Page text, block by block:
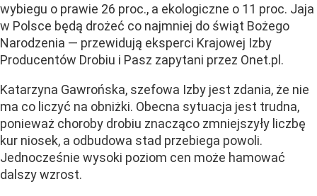
wybiegu o prawie 26 proc., a ekologiczne o 11 proc. Jaja
w Polsce będą drożeć co najmniej do świąt Bożego
Narodzenia — przewidują eksperci Krajowej Izby
Producentów Drobiu i Pasz zapytani przez Onet.pl.
Katarzyna Gawrońska, szefowa Izby jest zdania, że nie
ma co liczyć na obniżki. Obecna sytuacja jest trudna,
ponieważ choroby drobiu znacząco zmniejszyły liczbę
kur niosek, a odbudowa stad przebiega powoli.
Jednocześnie wysoki poziom cen może hamować
dalszy wzrost.